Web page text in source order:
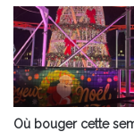
Où bouger cette